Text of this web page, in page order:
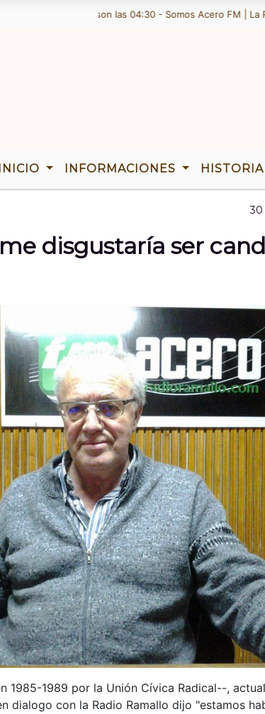
de 2026 y son las 04:30 - Somos Acero FM | La Radio
INICIO INFORMACIONES HISTORIA
30
disgustaría ser
1985-1989 por la Unión Cívica Radical--,
dialogo con la Radio Ramallo dijo "estamos